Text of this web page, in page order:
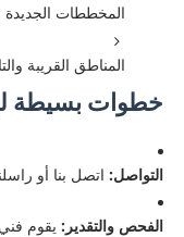
المخططات الجديدة
المناطق القريبة
خطوات بسيطة
التواصل:اتصل بنا أو
الفحص والتقدير:يقوم